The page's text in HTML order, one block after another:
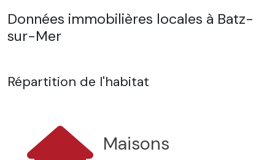
Données immobilières locales à Batz-
sur-Mer
Répartition de l'habitat
Maisons